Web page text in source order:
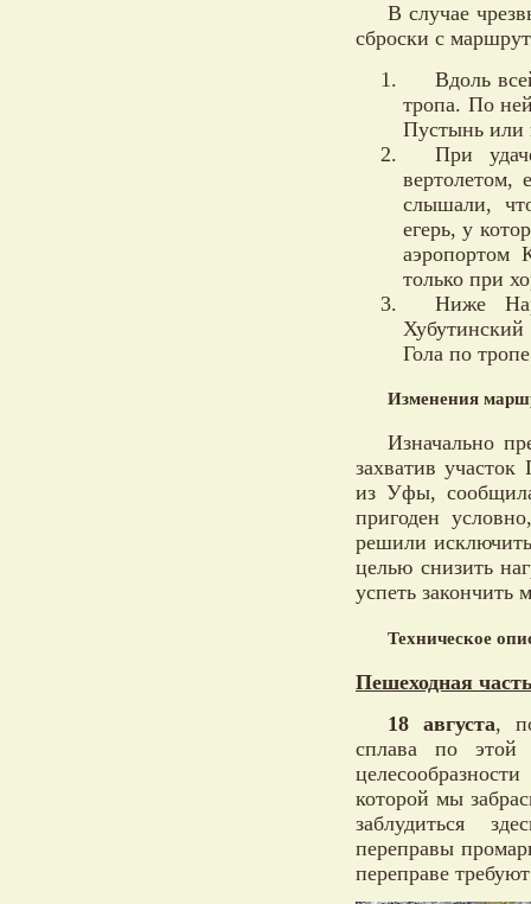
В случае
сброски с
Вдоль
тропа. По
Пустынь или
При
вертолетом,
слышали,
егерь, у
аэропортом
только при
Ниже
Гола по
Изменения
Изначально
захватив
из Уфы,
пригоден
решили
целью снизить
успеть закончить
Техническое
Пешеходная
18 августа,
сплава по этой
которой мы
заблудиться
переправы
переправе